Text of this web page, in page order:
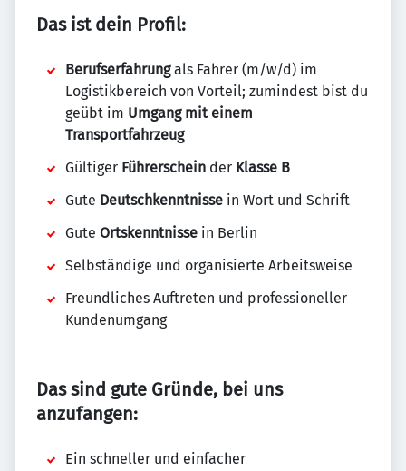
Das ist dein Profil:
Berufserfahrungals Fahrer (m/w/d) im
Logistikbereich von Vorteil; zumindest bist du
geübt im Umgang mit einem
Transportfahrzeug
Gültiger Führerschein der Klasse B
Gute Deutschkenntnisse in Wort und Schrift
Gute Ortskenntnisse in Berlin
Selbständige und organisierte Arbeitsweise
Freundliches Auftreten und professioneller
Kundenumgang
Das sind gute Gründe, bei uns
anzufangen:
Ein schneller und einfacher